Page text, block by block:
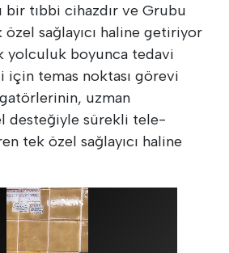
bir tıbbi cihazdır ve Grubu
sağlayıcı haline getiriyor
yolculuk boyunca tedavi
için temas noktası görevi
uzman
desteğiyle sürekli tele-
tek özel sağlayıcı haline